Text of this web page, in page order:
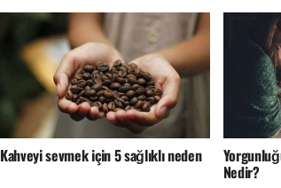
Kahveyi sevmek için 5 sağlıklı neden
Nedir?